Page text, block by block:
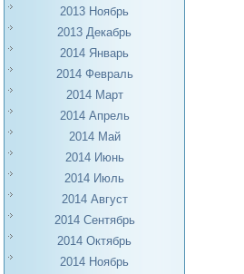
2013 Ноябрь
2013 Декабрь
2014 Январь
2014 Февраль
2014 Март
2014 Апрель
2014 Май
2014 Июнь
2014 Июль
2014 Август
2014 Сентябрь
2014 Октябрь
2014 Ноябрь